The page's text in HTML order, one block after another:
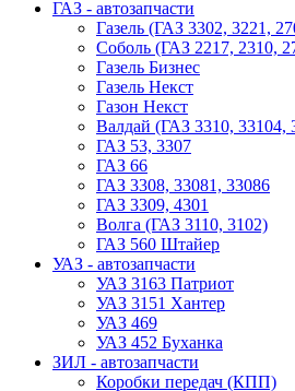
ГАЗ - автозапчасти
Газель (ГАЗ 3302, 3221,
Соболь (ГАЗ 2217, 2310,
Газель Бизнес
Газель Некст
Газон Некст
Валдай (ГАЗ 3310, 33104,
ГАЗ 53, 3307
ГАЗ 66
ГАЗ 3308, 33081, 33086
ГАЗ 3309, 4301
Волга (ГАЗ 3110, 3102)
ГАЗ 560 Штайер
УАЗ - автозапчасти
УАЗ 3163 Патриот
УАЗ 3151 Хантер
УАЗ 469
УАЗ 452 Буханка
ЗИЛ - автозапчасти
Коробки передач (КПП)